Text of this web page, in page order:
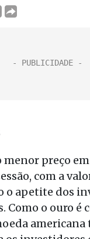
menor preço
com a
o apetite dos
Como o ouro é